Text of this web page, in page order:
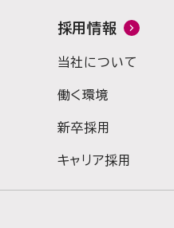
採用情報
当社について
働く環境
新卒採用
キャリア採用